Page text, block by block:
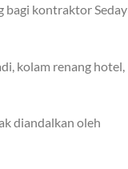
bagi kontraktor
kolam renang hotel,
diandalkan oleh